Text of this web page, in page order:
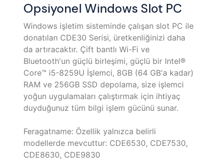
Opsiyonel Windows Slot PC
Windows işletim sisteminde çalışan slot PC ile
donatılan CDE30 Serisi, üretkenliğinizi daha
da artıracaktır. Çift bantlı Wi-Fi ve
Bluetooth'un güçlü birleşimi, güçlü bir Intel®
Core™ i5-8259U İşlemci, 8GB (64 GB'a kadar)
RAM ve 256GB SSD depolama, size işlemci
yoğun uygulamaları çalıştırmak için ihtiyaç
duyduğunuz tüm bilgi işlem gücünü sunar. ​
Feragatname:​ Özellik yalnızca belirli
modellerde mevcuttur:​ CDE6530, CDE7530,
CDE8630, CDE9830​